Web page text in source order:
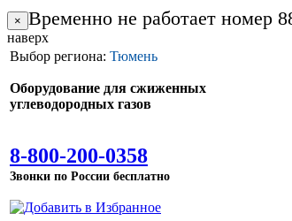
× Временно не работает номер
наверх
Выбор региона: Тюмень
Оборудование для сжиженных
углеводородных газов
8-800-200-0358
Звонки по России бесплатно